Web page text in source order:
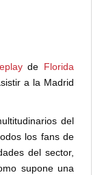
de Florida
a la Madrid
del
los fans de
del sector,
supone una